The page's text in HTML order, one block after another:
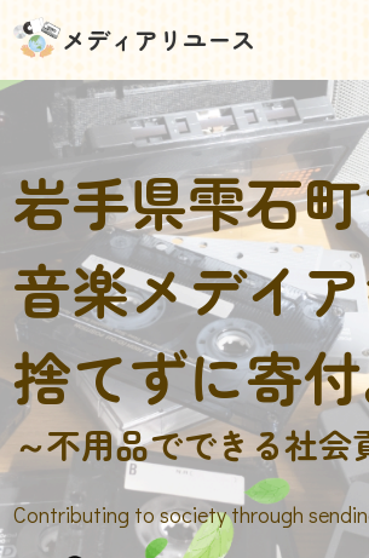
メディアリユース
岩手県雫石
音楽メデイア
捨てずに寄
～不用品でできる社会
Contributing to society through